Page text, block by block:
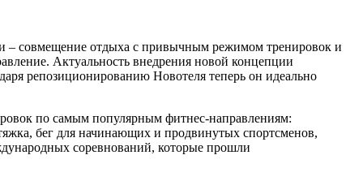
– совмещение отдыха с привычным режимом тренировок и
Актуальность внедрения новой концепции
репозиционированию Новотеля теперь он идеально
по самым популярным фитнес-направлениям:
бег для начинающих и продвинутых спортсменов,
соревнований, которые прошли